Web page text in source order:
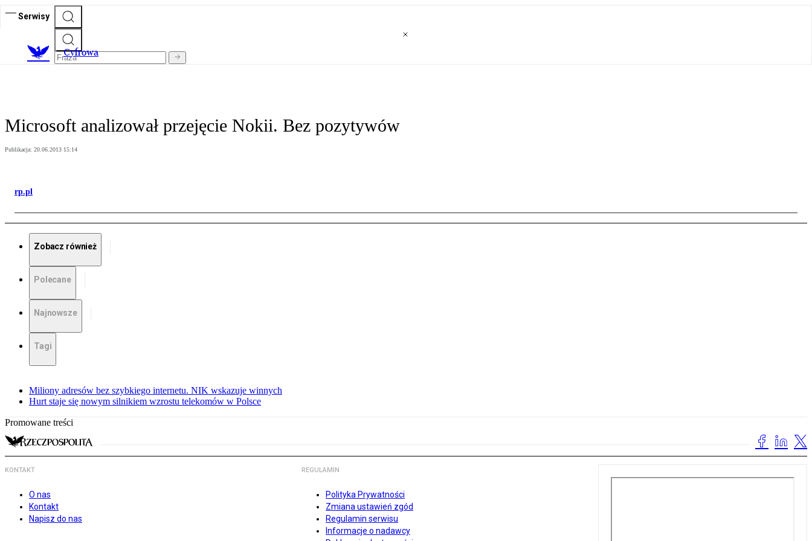
Serwisy
Cyfrowa
Microsoft analizował przejęcie Nokii. Bez pozytywów
Publikacja: 20.06.2013 15:14
rp.pl
Zobacz również
Polecane
Najnowsze
Tagi
Miliony adresów bez szybkiego internetu. NIK wskazuje winnych
Hurt staje się nowym silnikiem wzrostu telekomów w Polsce
Promowane treści
KONTAKT
O nas
Kontakt
Napisz do nas
REGULAMIN
Polityka Prywatności
Zmiana ustawień zgód
Regulamin serwisu
Informacje o nadawcy